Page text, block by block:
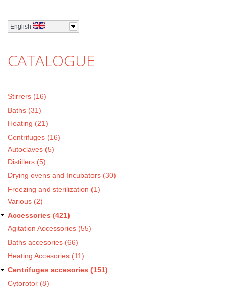
English
CATALOGUE
Stirrers (16)
Baths (31)
Heating (21)
Centrifuges (16)
Autoclaves (5)
Distillers (5)
Drying ovens and Incubators (30)
Freezing and sterilization (1)
Various (2)
Accessories (421)
Agitation Accessories (55)
Baths accesories (66)
Heating Accesories (11)
Centrifuges accesories (151)
Cytorotor (8)